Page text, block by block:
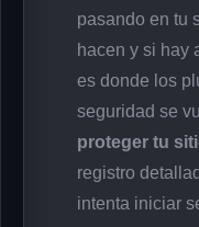
pasando en tu
hacen y si hay
es donde los
seguridad se
proteger tu
registro
intenta iniciar